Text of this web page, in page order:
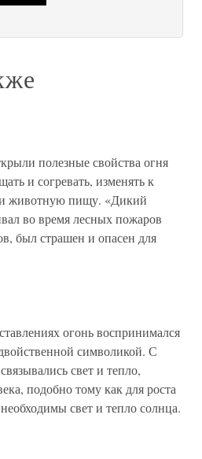
полезные свойства огня
и согревать, изменять к
животную пищу. «Дикий
во время лесных пожаров
был страшен и опасен для
огонь воспринимался
символикой. С
свет и тепло,
подобно тому как для роста
свет и тепло солнца.